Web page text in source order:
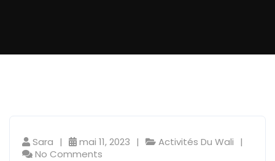
Sara mai 11, 2023
Activités Du Wali
No Comments